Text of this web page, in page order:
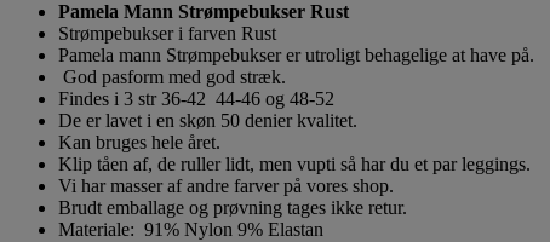
Pamela Mann Strømpebukser Rust
Strømpebukser i farven Rust
Pamela mann Strømpebukser er utroligt behagelige at have på.
God pasform med god stræk.
Findes i 3 str 36-42 44-46 og 48-52
De er lavet i en skøn 50 denier kvalitet.
Kan bruges hele året.
Klip tåen af, de ruller lidt, men vupti så har du et par leggings.
Vi har masser af andre farver på vores shop.
Brudt emballage og prøvning tages ikke retur.
Materiale: 91% Nylon 9% Elastan